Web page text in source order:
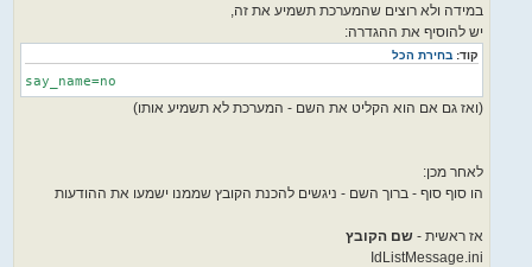
במידה ולא רוצים שהמערכת תשמיע את זה,
יש להוסיף את ההגדרה:
קוד: בחירת הכל
say_name=no
(ואז גם אם הוא הקליט את השם - המערכת לא תשמיע אותו)
לאחר מכן:
הו סוף סוף - ברוך השם - ניגשים להכנת הקובץ שממנו ישמעו את ההודעות
אז ראשית - שם הקובץ
IdListMessage.ini